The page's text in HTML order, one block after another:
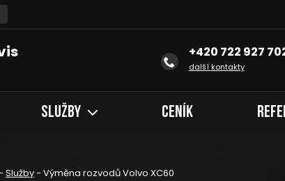
+420 722 927
další kontakty
Služby Ceník
Služby- Výměna rozvodů Volvo XC60